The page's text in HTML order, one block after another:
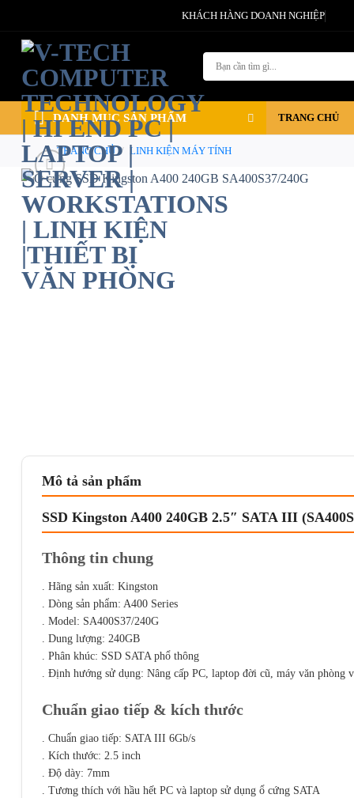
KHÁCH HÀNG DOANH NGHIỆP
Tìm
kiếm:
DANH MỤC SẢN PHẨM TRANG CHỦ
TRANG CHỦ / LINH KIỆN MÁY TÍNH
Mô tả sản phẩm
SSD Kingston A400 240GB 2.5″ SATA III
Thông tin chung
. Hãng sản xuất: Kingston
. Dòng sản phẩm: A400 Series
. Model: SA400S37/240G
. Dung lượng: 240GB
. Phân khúc: SSD SATA phổ thông
. Định hướng sử dụng: Nâng cấp PC, laptop đời cũ, máy văn phòng
Chuẩn giao tiếp & kích thước
. Chuẩn giao tiếp: SATA III 6Gb/s
. Kích thước: 2.5 inch
. Độ dày: 7mm
. Tương thích với hầu hết PC và laptop sử dụng ổ cứng SATA